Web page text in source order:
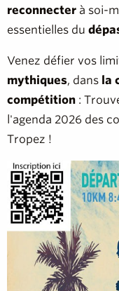
reconnecter à soi-
essentielles du
Venez défier vos
mythiques, dans la
compétition :
l'agenda 2026 des
Tropez !